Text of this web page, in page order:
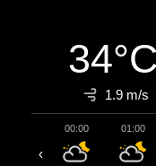
34°C
1.9 m/s
00:00 01:00
‹